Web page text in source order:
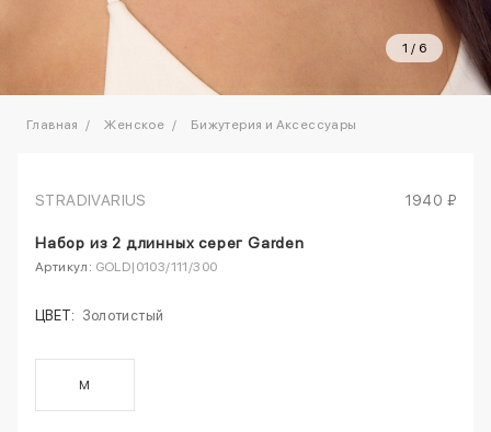
1 / 6
Главная Женское Бижутерия и Аксессуары
STRADIVARIUS 1940 ₽
Набор из 2 длинных серег Garden
Артикул: GOLD|0103/111/300
ЦВЕТ: Золотистый
M